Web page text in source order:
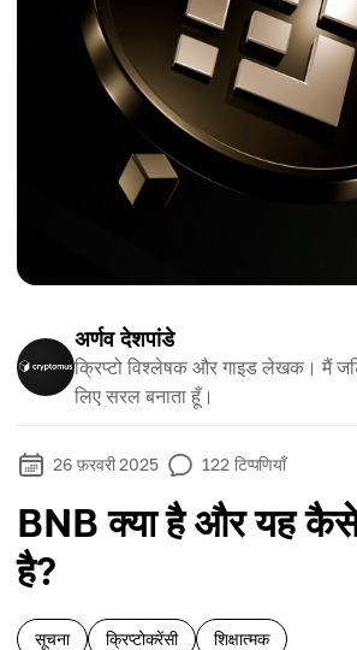
अर्णव देशपांडे
क्रिप्टो विश्लेषक और गाइड लेखक। मैं
लिए सरल बनाता हूँ।
26 फ़रवरी 2025 122 टिप्पणियाँ
BNB क्या है और यह
है?
सूचना क्रिप्टोकरेंसी शिक्षात्मक